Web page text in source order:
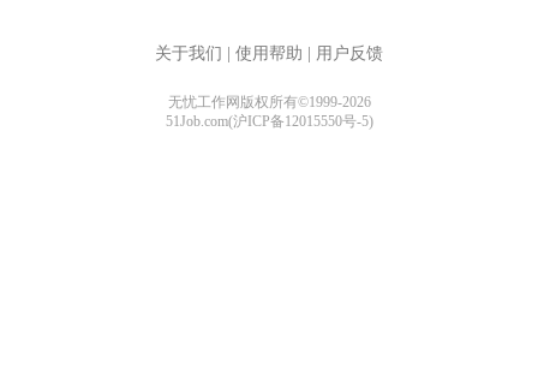
关于我们 使用帮助 用户反馈
无忧工作网版权所有©1999-2026
51Job.com(沪ICP备12015550号-5)